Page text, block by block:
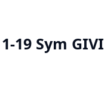
19 Sym GIVI